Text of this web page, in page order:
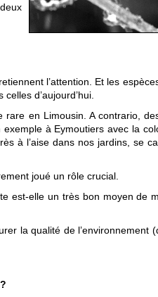
l’attention. Et les
d’aujourd’hui.
en Limousin. A contrario,
à Eymoutiers avec la
à l’aise dans nos jardins, se
joué un rôle crucial.
est-elle un très bon moyen de
la qualité de l’environnement